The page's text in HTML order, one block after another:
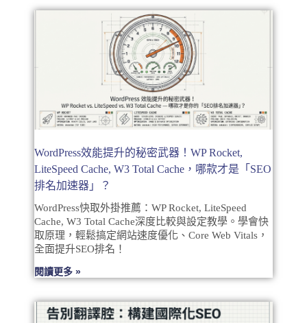
WordPress效能提升的秘密武器！WP Rocket,
LiteSpeed Cache, W3 Total Cache，哪款才是「SEO
排名加速器」？
WordPress快取外掛推薦：WP Rocket, LiteSpeed
Cache, W3 Total Cache深度比較與設定教學。學會快
取原理，輕鬆搞定網站速度優化、Core Web Vitals，
全面提升SEO排名！
閱讀更多 »